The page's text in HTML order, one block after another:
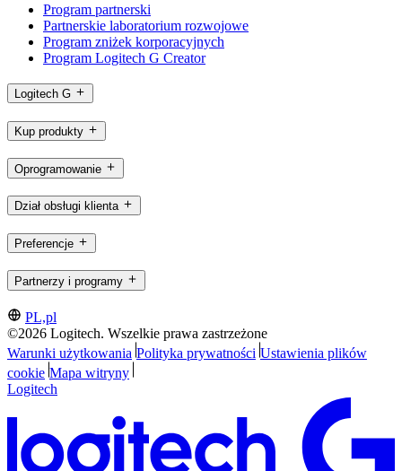
Program partnerski
Partnerskie laboratorium rozwojowe
Program zniżek korporacyjnych
Program Logitech G Creator
Logitech G
Kup produkty
Oprogramowanie
Dział obsługi klienta
Preferencje
Partnerzy i programy
PL,pl
©2026 Logitech. Wszelkie prawa zastrzeżone
Warunki użytkowania Polityka prywatności Ustawienia plików
cookie Mapa witryny
Logitech